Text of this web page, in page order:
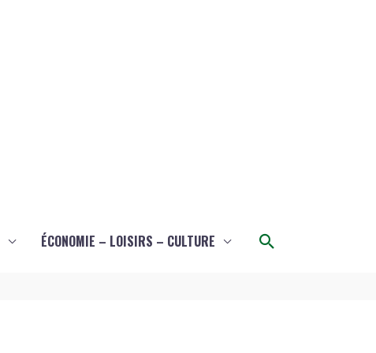
ÉCONOMIE – LOISIRS – CULTURE Rechercher